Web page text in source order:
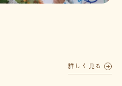
詳しく見る